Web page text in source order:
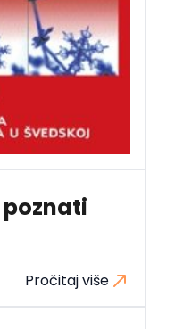
Pročitaj više